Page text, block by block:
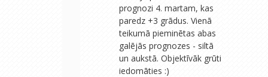
prognozi 4. martam, kas
paredz +3 grādus. Vienā
teikumā pieminētas abas
galējās prognozes - siltā
un aukstā. Objektīvāk grūti
iedomāties :)